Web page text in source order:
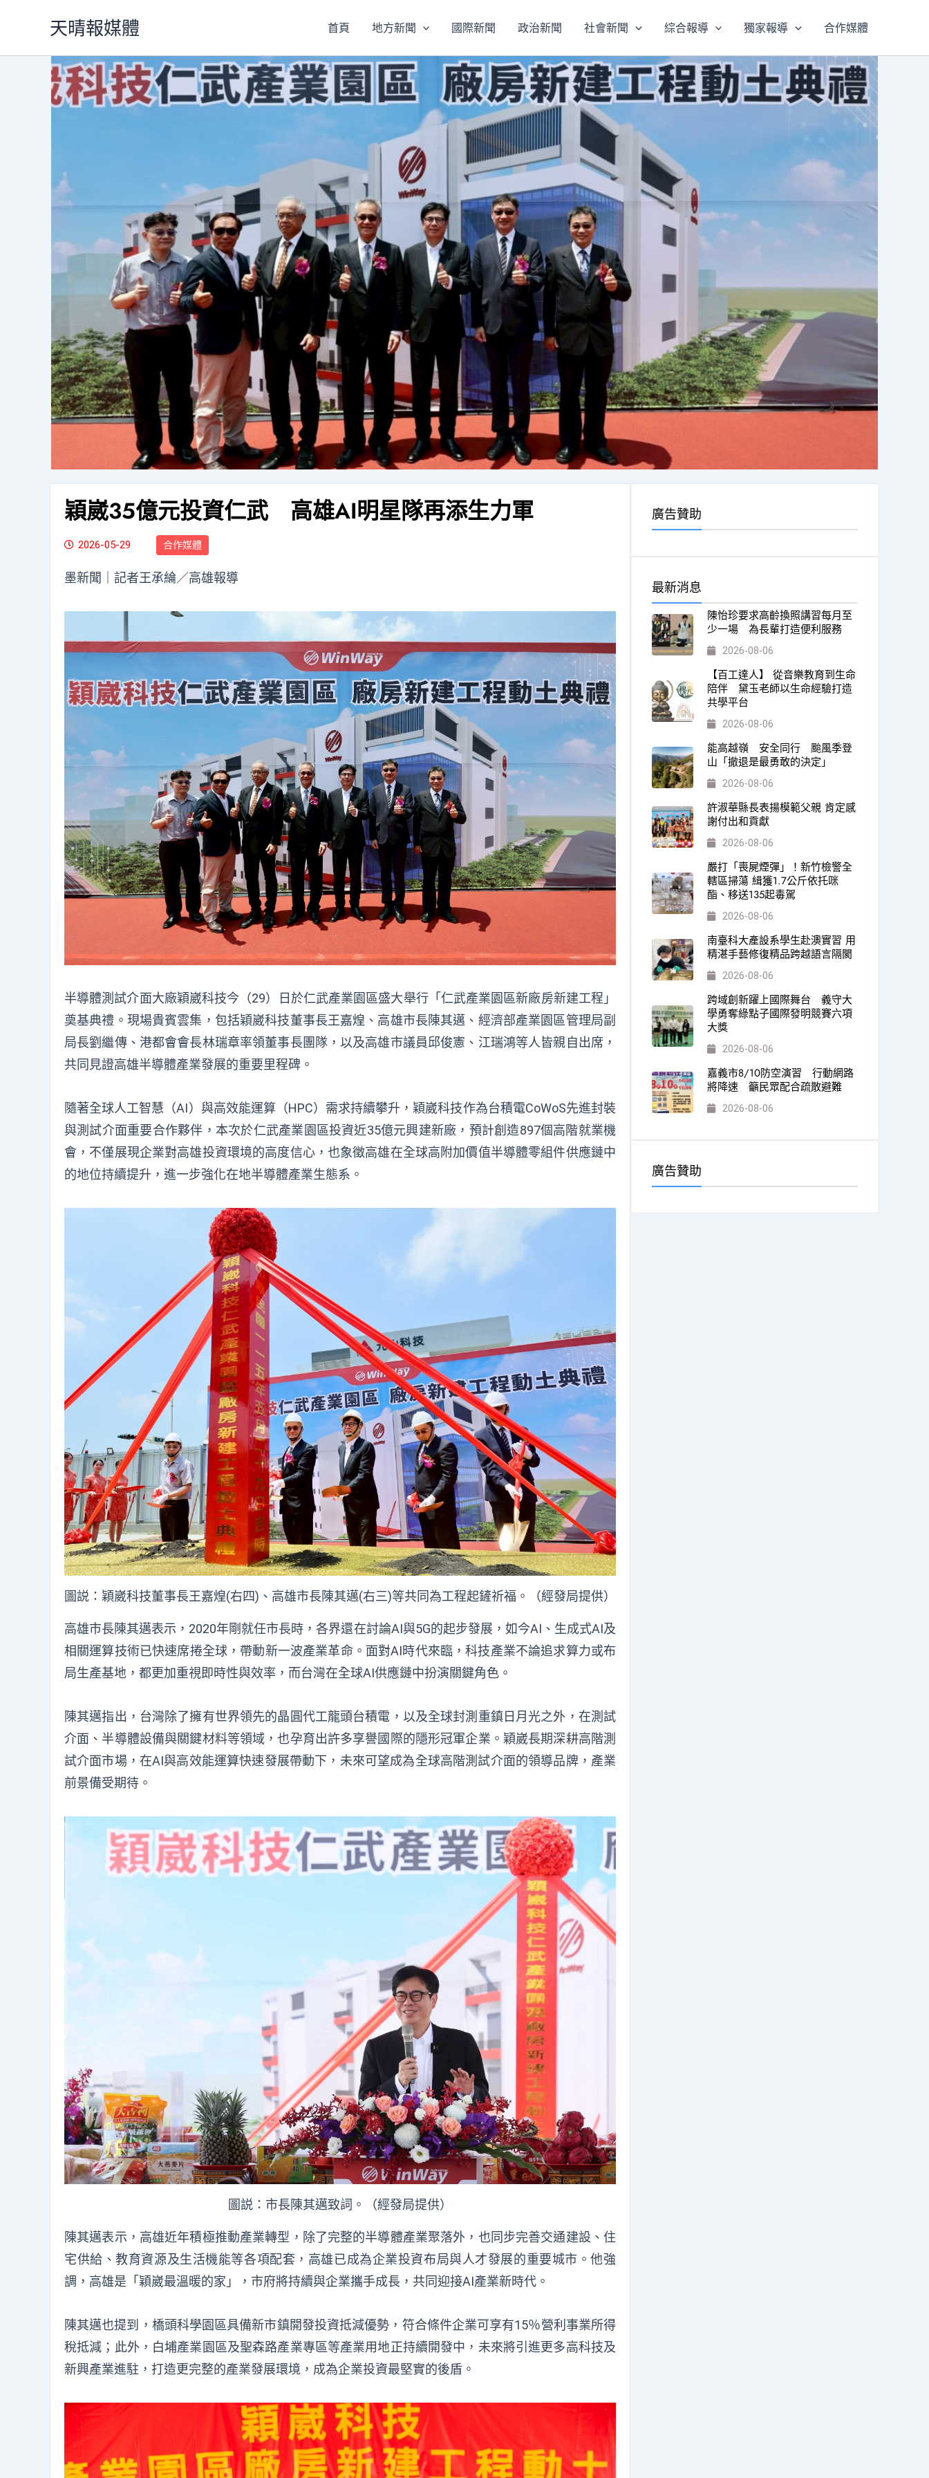
天晴報媒體 首頁 地方新聞 國際新聞 政治新聞 社會新聞 綜合報導 獨家報導 合作媒體
穎崴35億元投資仁武 高雄AI明星隊再添生力軍
2026-05-29 合作媒體
墨新聞 ｜記者王承綸／高雄報導
半導體測試介面大廠穎崴科技今（29）日於仁武產業園區盛大舉行「仁武產業園區新廠房新建工程」
奠基典禮。現場貴賓雲集，包括穎崴科技董事長王嘉煌、高雄市長陳其邁、經濟部產業園區管理局副
局長劉繼傳、港都會會長林瑞章率領董事長團隊，以及高雄市議員邱俊憲、江瑞鴻等人皆親自出席，
共同見證高雄半導體產業發展的重要里程碑。
隨著全球人工智慧（AI）與高效能運算（HPC）需求持續攀升，穎崴科技作為台積電CoWoS先進封裝
與測試介面重要合作夥伴，本次於仁武產業園區投資近35億元興建新廠，預計創造897個高階就業機
會，不僅展現企業對高雄投資環境的高度信心，也象徵高雄在全球高附加價值半導體零組件供應鏈中
的地位持續提升，進一步強化在地半導體產業生態系。
圖説：穎崴科技董事長王嘉煌(右四)、高雄市長陳其邁(右三)等共同為工程起鏟祈福。（經發局提供）
高雄市長陳其邁表示，2020年剛就任市長時，各界還在討論AI與5G的起步發展，如今AI、生成式AI及
相關運算技術已快速席捲全球，帶動新一波產業革命。面對AI時代來臨，科技產業不論追求算力或布
局生產基地，都更加重視即時性與效率，而台灣在全球AI供應鏈中扮演關鍵角色。
陳其邁指出，台灣除了擁有世界領先的晶圓代工龍頭台積電，以及全球封測重鎮日月光之外，在測試
介面、半導體設備與關鍵材料等領域，也孕育出許多享譽國際的隱形冠軍企業。穎崴長期深耕高階測
試介面市場，在AI與高效能運算快速發展帶動下，未來可望成為全球高階測試介面的領導品牌，產業
前景備受期待。
圖説：市長陳其邁致詞。（經發局提供）
陳其邁表示，高雄近年積極推動產業轉型，除了完整的半導體產業聚落外，也同步完善交通建設、住
宅供給、教育資源及生活機能等各項配套，高雄已成為企業投資布局與人才發展的重要城市。他強
調，高雄是「穎崴最溫暖的家」，市府將持續與企業攜手成長，共同迎接AI產業新時代。
陳其邁也提到，橋頭科學園區具備新市鎮開發投資抵減優勢，符合條件企業可享有15％營利事業所得
稅抵減；此外，白埔產業園區及聖森路產業專區等產業用地正持續開發中，未來將引進更多高科技及
新興產業進駐，打造更完整的產業發展環境，成為企業投資最堅實的後盾。
廣告贊助
最新消息
陳怡珍要求高齡換照講習每月至
少一場 為長輩打造便利服務
2026-08-06
【百工達人】 從音樂教育到生命
陪伴 黛玉老師以生命經驗打造
共學平台
2026-08-06
能高越嶺 安全同行 颱風季登
山「撤退是最勇敢的決定」
2026-08-06
許淑華縣長表揚模範父親 肯定感
謝付出和貢獻
2026-08-06
嚴打「喪屍煙彈」！新竹檢警全
轄區掃蕩 緝獲1.7公斤依托咪
酯、移送135起毒駕
2026-08-06
南臺科大產設系學生赴澳實習 用
精湛手藝修復精品跨越語言隔閡
2026-08-06
跨域創新躍上國際舞台 義守大
學勇奪綠點子國際發明競賽六項
大獎
2026-08-06
嘉義市8/10防空演習 行動網路
將降速 籲民眾配合疏散避難
2026-08-06
廣告贊助